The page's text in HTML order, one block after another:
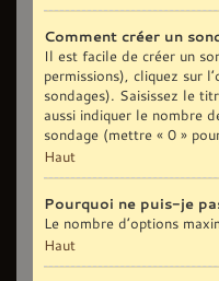
Comment créer un
Il est facile de créer un
permissions), cliquez sur
sondages). Saisissez le
aussi indiquer le nombre
sondage (mettre « 0 »
Haut
Pourquoi ne puis-je
Le nombre d’options
Haut